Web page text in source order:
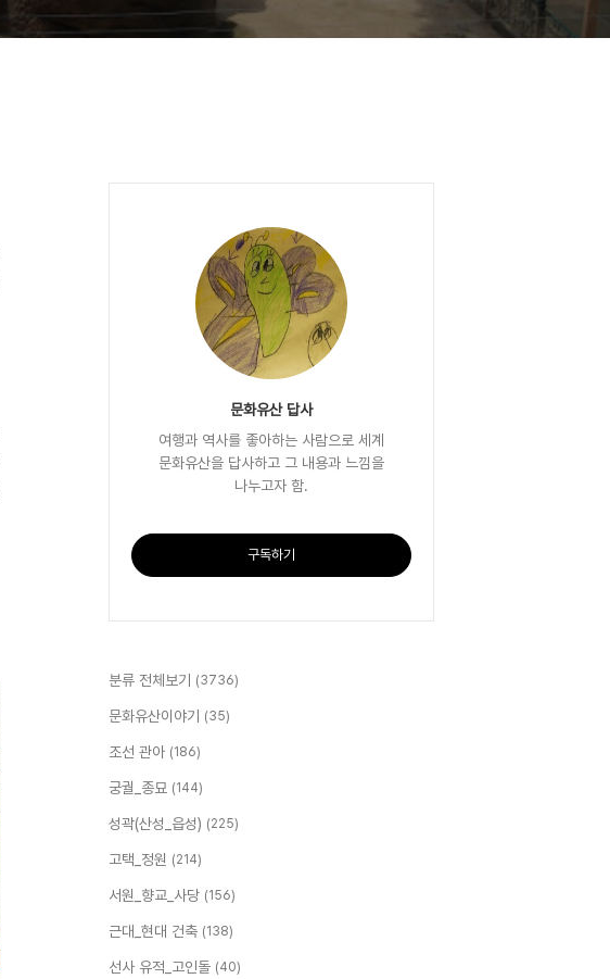
문화유산 답사
여행과 역사를 좋아하는 사람으로 세계
문화유산을 답사하고 그 내용과 느낌을
나누고자 함.
구독하기
분류 전체보기 (3736)
문화유산이야기 (35)
조선 관아 (186)
궁궐_종묘 (144)
성곽(산성_읍성) (225)
고택_정원 (214)
서원_향교_사당 (156)
근대_현대 건축 (138)
선사 유적_고인돌 (40)